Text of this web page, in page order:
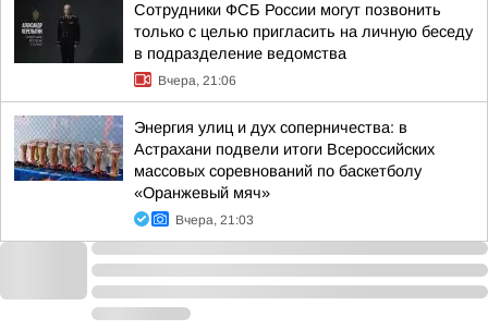
Сотрудники ФСБ России могут позвонить
только с целью пригласить на личную беседу
в подразделение ведомства
Вчера, 21:06
Энергия улиц и дух соперничества: в
Астрахани подвели итоги Всероссийских
массовых соревнований по баскетболу
«Оранжевый мяч»
Вчера, 21:03